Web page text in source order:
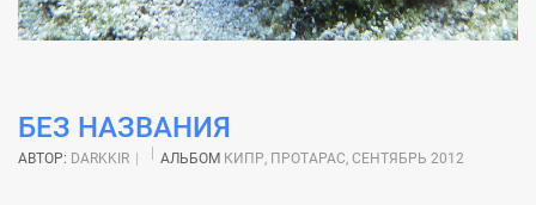
БЕЗ НАЗВАНИЯ
АВТОР: DARKKIR АЛЬБОМ КИПР, ПРОТАРАС, СЕНТЯБРЬ 2012